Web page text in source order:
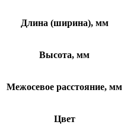
Длина (ширина), мм
Высота, мм
Межосевое расстояние, мм
Цвет